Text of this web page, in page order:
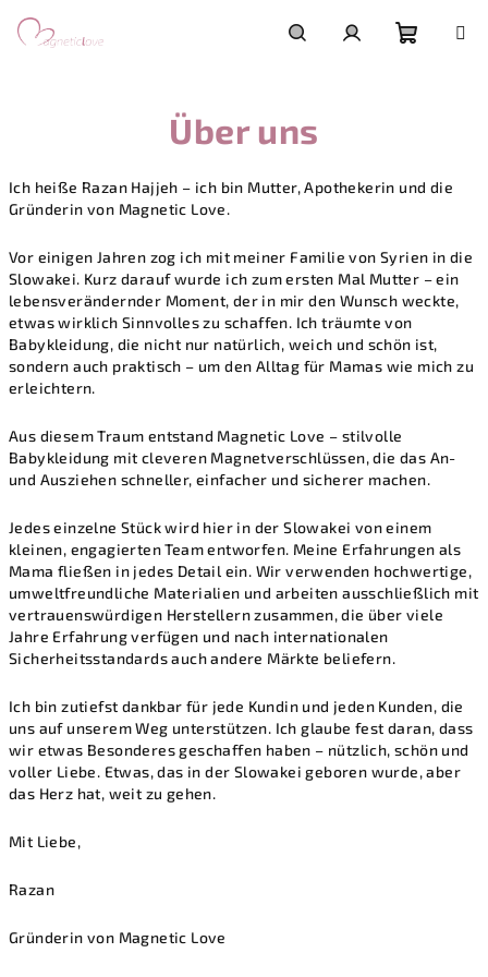
Inhalt
springen
Über uns
Ich heiße Razan Hajjeh – ich bin Mutter, Apothekerin und die
Gründerin von Magnetic Love.
Vor einigen Jahren zog ich mit meiner Familie von Syrien in die
Slowakei. Kurz darauf wurde ich zum ersten Mal Mutter – ein
lebensverändernder Moment, der in mir den Wunsch weckte,
etwas wirklich Sinnvolles zu schaffen. Ich träumte von
Babykleidung, die nicht nur natürlich, weich und schön ist,
sondern auch praktisch – um den Alltag für Mamas wie mich zu
erleichtern.
Aus diesem Traum entstand Magnetic Love – stilvolle
Babykleidung mit cleveren Magnetverschlüssen, die das An-
und Ausziehen schneller, einfacher und sicherer machen.
Jedes einzelne Stück wird hier in der Slowakei von einem
kleinen, engagierten Team entworfen. Meine Erfahrungen als
Mama fließen in jedes Detail ein. Wir verwenden hochwertige,
umweltfreundliche Materialien und arbeiten ausschließlich mit
vertrauenswürdigen Herstellern zusammen, die über viele
Jahre Erfahrung verfügen und nach internationalen
Sicherheitsstandards auch andere Märkte beliefern.
Ich bin zutiefst dankbar für jede Kundin und jeden Kunden, die
uns auf unserem Weg unterstützen. Ich glaube fest daran, dass
wir etwas Besonderes geschaffen haben – nützlich, schön und
voller Liebe. Etwas, das in der Slowakei geboren wurde, aber
das Herz hat, weit zu gehen.
Mit Liebe,
Razan
Gründerin von Magnetic Love